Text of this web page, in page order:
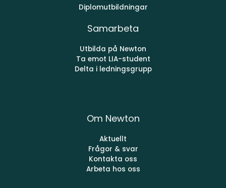
Diplomutbildningar
Samarbeta
Utbilda på Newton
Ta emot LIA-student
Delta i ledningsgrupp
Om Newton
Aktuellt
Frågor & svar
Kontakta oss
Arbeta hos oss